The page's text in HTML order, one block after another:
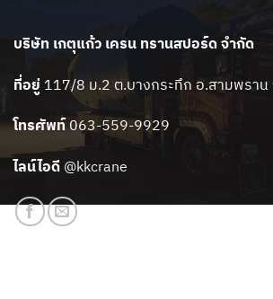
บริษัท เกตุแก้ว เครน ทรานสปอร์ด จำกัด
ที่อยู่ 117/8 ม.2 ต.บางกระทึก อ.สามพราน
โทรศัพท์063-559-9929
ไลน์ไอดี @kkcrane